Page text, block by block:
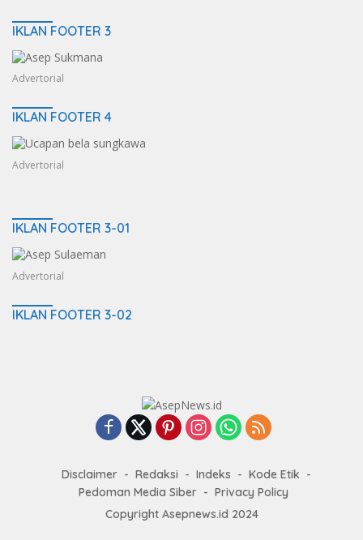
IKLAN FOOTER 3
Advertorial
IKLAN FOOTER 4
Advertorial
IKLAN FOOTER 3-01
Advertorial
IKLAN FOOTER 3-02
Disclaimer Redaksi Indeks
Kode Etik
Pedoman Media Siber
Privacy Policy
Copyright Asepnews.id 2024